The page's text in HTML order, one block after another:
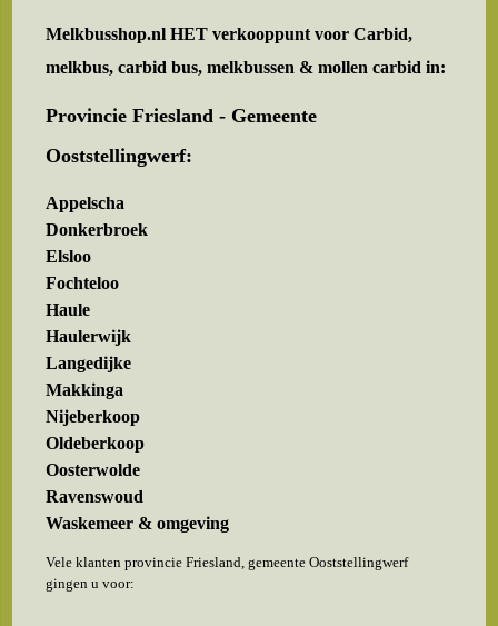
Melkbusshop.nl HET verkooppunt voorCarbid,
melkbus, carbid bus, melkbussen & mollen carbid in:
Provincie Friesland - Gemeente
Ooststellingwerf:
Appelscha
Donkerbroek
Elsloo
Fochteloo
Haule
Haulerwijk
Langedijke
Makkinga
Nijeberkoop
Oldeberkoop
Oosterwolde
Ravenswoud
Waskemeer & omgeving
Vele klanten provincie Friesland, gemeente Ooststellingwerf
gingen u voor: